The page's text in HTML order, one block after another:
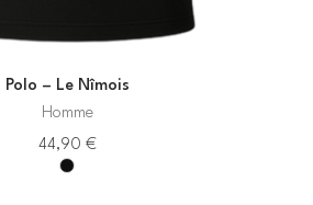
Polo – Le Nîmois
Homme
44,90 €